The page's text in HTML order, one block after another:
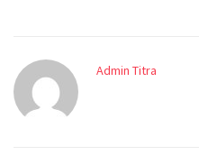
Admin Titra